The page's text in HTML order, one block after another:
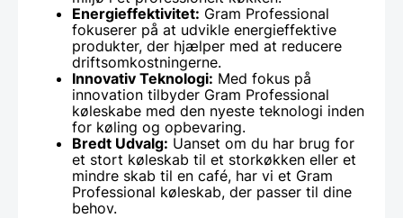
Energieffektivitet: Gram Professional
fokuserer på at udvikle energieffektive
produkter, der hjælper med at reducere
driftsomkostningerne.
Innovativ Teknologi: Med fokus på
innovation tilbyder Gram Professional
køleskabe med den nyeste teknologi inden
for køling og opbevaring.
Bredt Udvalg: Uanset om du har brug for
et stort køleskab til et storkøkken eller et
mindre skab til en café, har vi et Gram
Professional køleskab, der passer til dine
behov.